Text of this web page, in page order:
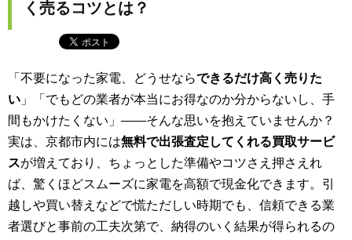
く売るコツとは？
「不要になった家電、どうせならできるだけ高く売りた
い 」「でもどの業者が本当にお得なのか分からないし、手
間もかけたくない」——そんな思いを抱えていませんか？
実は、京都市内には無料で出張査定してくれる買取サービ
スが増えており、ちょっとした準備やコツさえ押さえれ
ば、驚くほどスムーズに家電を高額で現金化できます。引
越しや買い替えなどで慌ただしい時期でも、信頼できる業
者選びと事前の工夫次第で、納得のいく結果が得られるの